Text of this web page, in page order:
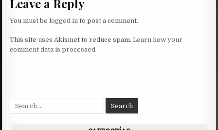
Leave a Reply
You must belogged in to post a comment.
This site uses Akismet to reduce spam.Learn how your
comment data is processed.
Search
for: